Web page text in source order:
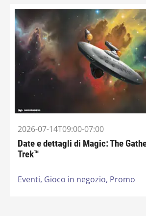
2026-07-14T09:00-07:00
Date e dettagli di Magic: The
Trek™
Eventi, Gioco in negozio, Promo